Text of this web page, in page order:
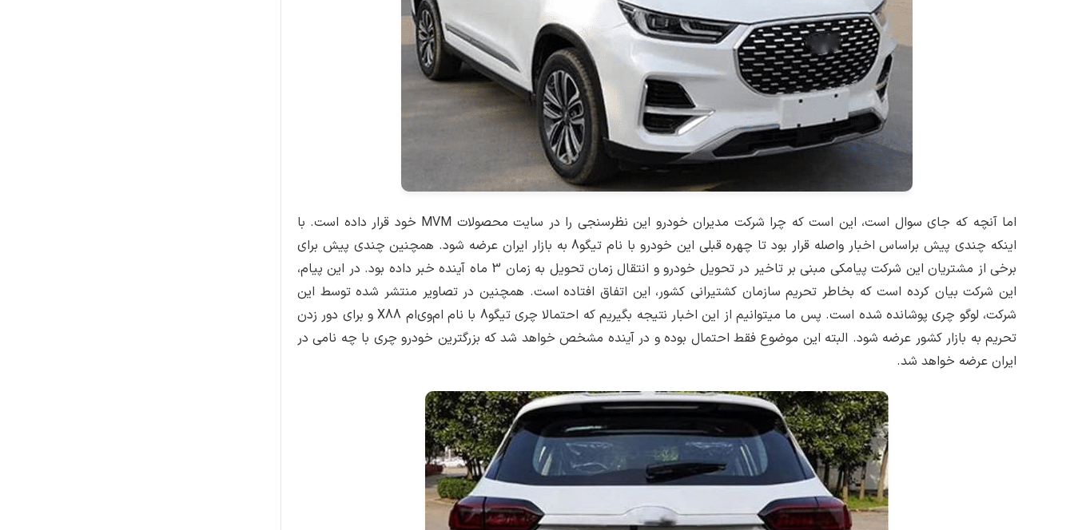
اما آنچه که جای سوال است، این است که چرا شرکت مدیران خودرو این نظرسنجی را در سایت محصولات MVM خود قرار داده است. با
اینکه چندی پیش براساس اخبار واصله قرار بود تا چهره قبلی این خودرو با نام تیگو8 به بازار ایران عرضه شود. همچنین چندی پیش برای
برخی از مشتریان این شرکت پیامکی مبنی بر تاخیر در تحویل خودرو و انتقال زمان تحویل به زمان 3 ماه آینده خبر داده بود. در این پیام،
این شرکت بیان کرده است که بخاطر تحریم سازمان کشتیرانی کشور، این اتفاق افتاده است. همچنین در تصاویر منتشر شده توسط این
شرکت، لوگو چری پوشانده شده است. پس ما میتوانیم از این اخبار نتیجه بگیریم که احتمالا چری تیگو8 با نام ام‌وی‌ام X88 و برای دور زدن
تحریم به بازار کشور عرضه شود. البته این موضوع فقط احتمال بوده و در آینده مشخص خواهد شد که بزرگترین خودرو چری با چه نامی در
ایران عرضه خواهد شد.